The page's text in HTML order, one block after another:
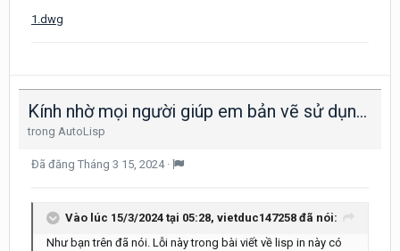
1.dwg
Kính nhờ mọi người giúp em bản vẽ sử dụng lisp in ấn MPL với ạ
trong AutoLisp
Đã đăng Tháng 3 15, 2024 ·
Vào lúc 15/3/2024 tại 05:28, vietduc147258 đã nói:
Như bạn trên đã nói. Lỗi này trong bài viết về lisp in này có